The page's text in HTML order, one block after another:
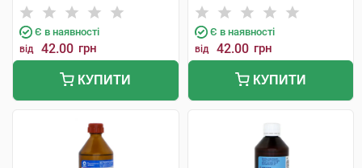
Є в наявності
від 42.00 грн
КУПИТИ
Є в наявності
від 42.00 грн
КУПИТИ